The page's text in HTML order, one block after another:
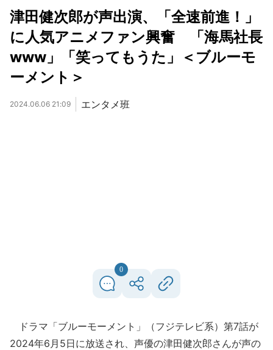
津田健次郎が声出演、「全速前進！」
に人気アニメファン興奮 「海馬社長
www」「笑ってもうた」＜ブルーモ
ーメント＞
2024.06.06 21:09 エンタメ班
0
ドラマ「ブルーモーメント」（フジテレビ系）第7話が
2024年6月5日に放送され、声優の津田健次郎さんが声の